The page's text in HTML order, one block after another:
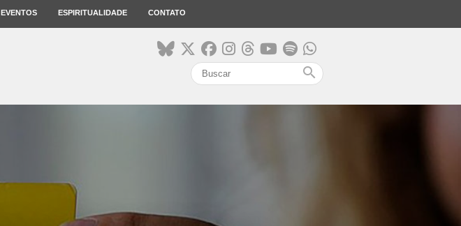
EVENTOS ESPIRITUALIDADE CONTATO
search